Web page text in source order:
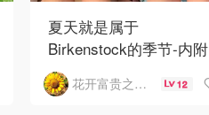
夏天就是属于
Birkenstock的季节-内附
如何选择
花开富贵之Mo个Mo 12